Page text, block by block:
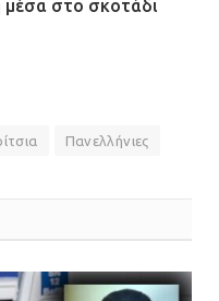
μέσα στο σκοτάδι
Πανελλήνιες